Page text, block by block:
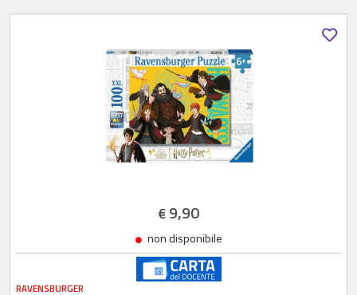
€9,90
non disponibile
RAVENSBURGER